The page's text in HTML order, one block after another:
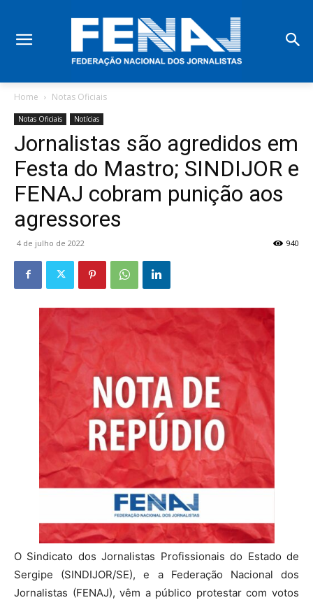
Home Notas Oficiais
Notas Oficiais Notícias
Jornalistas são agredidos em
Festa do Mastro; SINDIJOR e
FENAJ cobram punição aos
agressores
4 de julho de 2022 940
O Sindicato dos Jornalistas Profissionais do Estado de
Sergipe (SINDIJOR/SE), e a Federação Nacional dos
Jornalistas (FENAJ), vêm a público protestar com votos